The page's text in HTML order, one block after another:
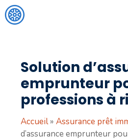
Aller
au
Solution
emprunteur
professions à
Accueil» Assurance prêt
d’assurance emprunteur